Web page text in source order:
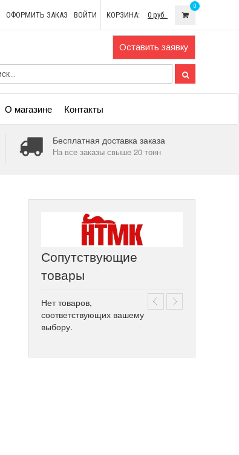
ОФОРМИТЬ ЗАКАЗ ВОЙТИ КОРЗИНА: 0 руб.
0
Оставить заявку
О магазине Контакты
Бесплатная доставка заказа
На все заказы свыше 20 тонн
Сопутствующие
товары
Нет товаров,
соответствующих вашему
выбору.